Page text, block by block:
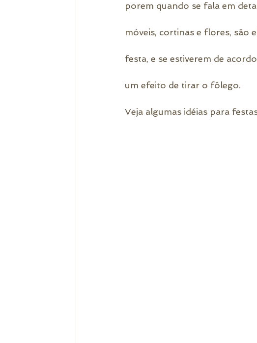
porem quando se fala em
móveis, cortinas e flores, são
festa, e se estiverem de
um efeito de tirar o fôlego.
Veja algumas idéias para